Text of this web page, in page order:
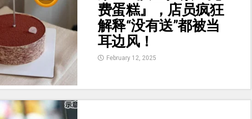
费蛋糕』，店员疯狂
解释“没有送”都被当
耳边风！
February 12, 2025